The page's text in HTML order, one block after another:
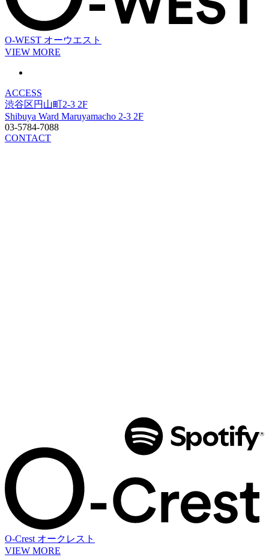
O-WEST オーウエスト
VIEW MORE
ACCESS
渋谷区円山町2-3 2F
Shibuya Ward Maruyamacho 2-3 2F
03-5784-7088
CONTACT
O-Crest オークレスト
VIEW MORE